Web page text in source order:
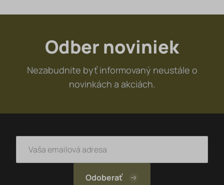
Odber noviniek
Nezabudnite byť informovaný neustále o
novinkách a akciách.